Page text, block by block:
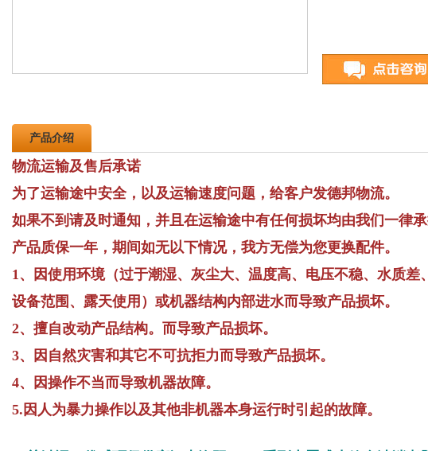
产品介绍
物流运输及售后承诺
为了运输途中安全，以及运输速度问题，给客户发德邦物流。
如果不到请及时通知，并且在运输途中有任何损坏均由我们一律承
产品质保一年，期间如无以下情况，我方无偿为您更换配件。
1、因使用环境（过于潮湿、灰尘大、温度高、电压不稳、水质差
设备范围、露天使用）或机器结构内部进水而导致产品损坏。
2、擅自改动产品结构。而导致产品损坏。
3、因自然灾害和其它不可抗拒力而导致产品损坏。
4、因操作不当而导致机器故障。
5.因人为暴力操作以及其他非机器本身运行时引起的故障。